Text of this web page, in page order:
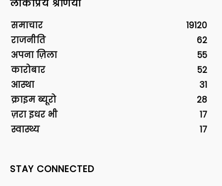
लोकप्रिय श्रेणियां
समाचार
19120
राजनीति
62
अपना ज़िला
55
कारोबार
52
आस्था
31
क्राइम ब्यूरो
28
ज़रा इधर भी
17
स्वास्थ्य
17
STAY CONNECTED